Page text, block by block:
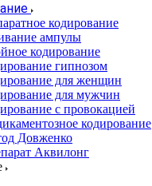
кодирование
ампулы
кодирование
гипнозом
для женщин
для мужчин
с провокацией
кодирование
Довженко
Аквилонг